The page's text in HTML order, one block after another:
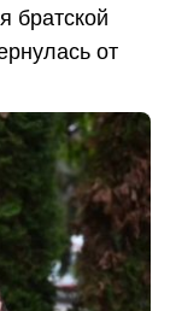
братской
от